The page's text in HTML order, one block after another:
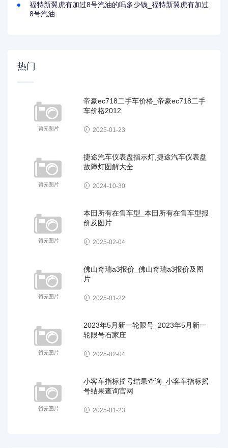
福特新翼虎有加过8号汽油的吗多少钱_福特新翼虎有加过
8号汽油
热门
帝豪ec718二手车价格_帝豪ec718二手
车价格2012
2025-01-23
捷途汽车仪表盘指示灯,捷途汽车仪表盘
故障灯图解大全
2024-10-30
本田所有在售车型_本田所有在售车型报
价及图片
2025-02-04
佛山奇瑞a3报价_佛山奇瑞a3报价及图
片
2025-01-22
2023年5月新一轮限号_2023年5月新一
轮限号石家庄
2025-02-04
小客车指标摇号结果查询_小客车指标摇
号结果查询官网
2025-01-23